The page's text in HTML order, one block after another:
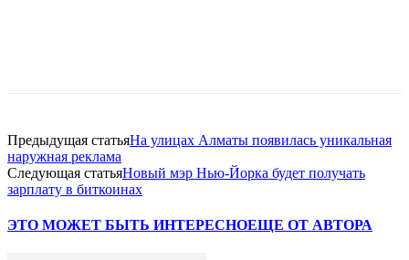
Предыдущая статьяНа улицах Алматы появилась уникальная
наружная реклама
Следующая статьяНовый мэр Нью-Йорка будет получать
зарплату в биткоинах
ЭТО МОЖЕТ БЫТЬ ИНТЕРЕСНОЕЩЕ ОТ АВТОРА